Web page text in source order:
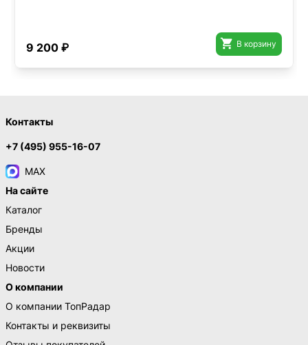
9 200 ₽  В корзину
Контакты
+7 (495) 955-16-07
MAX
На сайте
Каталог
Бренды
Акции
Новости
О компании
О компании ТопРадар
Контакты и реквизиты